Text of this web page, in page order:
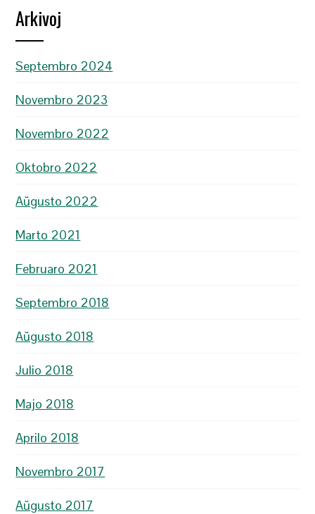
Arkivoj
Septembro 2024
Novembro 2023
Novembro 2022
Oktobro 2022
Aŭgusto 2022
Marto 2021
Februaro 2021
Septembro 2018
Aŭgusto 2018
Julio 2018
Majo 2018
Aprilo 2018
Novembro 2017
Aŭgusto 2017